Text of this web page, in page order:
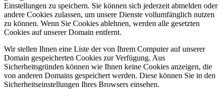
Einstellungen zu speichern. Sie können sich jederzeit abmelden oder
andere Cookies zulassen, um unsere Dienste vollumfänglich nutzen
zu können. Wenn Sie Cookies ablehnen, werden alle gesetzten
Cookies auf unserer Domain entfernt.
Wir stellen Ihnen eine Liste der von Ihrem Computer auf unserer
Domain gespeicherten Cookies zur Verfügung. Aus
Sicherheitsgründen können wie Ihnen keine Cookies anzeigen, die
von anderen Domains gespeichert werden. Diese können Sie in den
Sicherheitseinstellungen Ihres Browsers einsehen.